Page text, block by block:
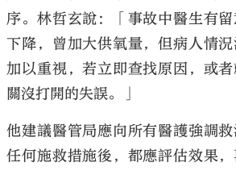
序。林哲玄說：「事故中醫生有
下降，曾加大供氧量，但病人情
加以重視，若立即查找原因，或
關沒打開的失誤。」
他建議醫管局應向所有醫護強調
任何施救措施後，都應評估效果